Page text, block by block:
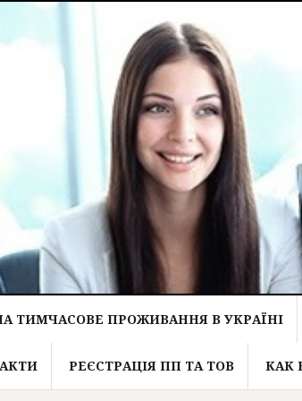
ТИМЧАСОВЕ ПРОЖИВАННЯ В УКРАЇНІ
РЕЄСТРАЦІЯ ПП ТА ТОВ КАК